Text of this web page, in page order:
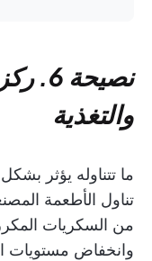
والتغذية
ما تتناوله يؤثر
تناول الأطعمة
من السكريات
وانخفاض مستويات